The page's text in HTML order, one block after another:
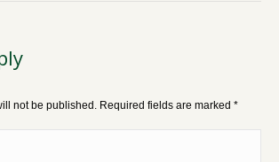
not be published. Required fields are marked *